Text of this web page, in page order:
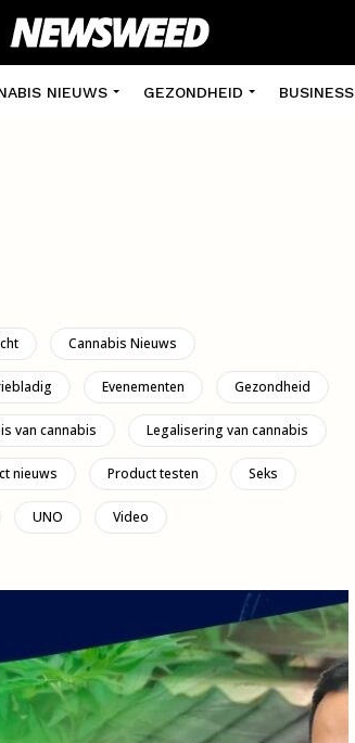
NIEUWS GEZONDHEID BUSINESS
Cannabis Nieuws
Evenementen Gezondheid
van cannabis Legalisering van cannabis
nieuws Product testen Seks
UNO Video